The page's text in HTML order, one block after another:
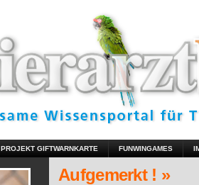
PROJEKT GIFTWARNKARTE FUNWINGAMES
Aufgemerkt ! »